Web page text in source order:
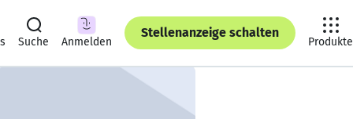
Suche Anmelden
Stellenanzeige schalten
Produkte